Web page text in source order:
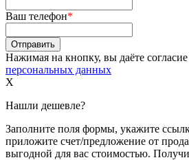
Ваш телефон*
Нажимая на кнопку, вы даёте
персональных данных
X
Нашли дешевле?
Заполните поля формы, укажите
приложите счет/предложение от
выгодной для вас стоимостью.